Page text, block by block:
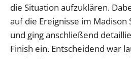
die Situation aufzuklären.
auf die Ereignisse im Madison
und ging anschließend
Finish ein. Entscheidend war